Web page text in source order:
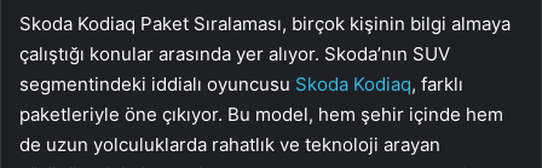
Skoda Kodiaq Paket Sıralaması, birçok kişinin bilgi almaya
çalıştığı konular arasında yer alıyor. Skoda’nın SUV
segmentindeki iddialı oyuncusu Skoda Kodiaq, farklı
paketleriyle öne çıkıyor. Bu model, hem şehir içinde hem
de uzun yolculuklarda rahatlık ve teknoloji arayan